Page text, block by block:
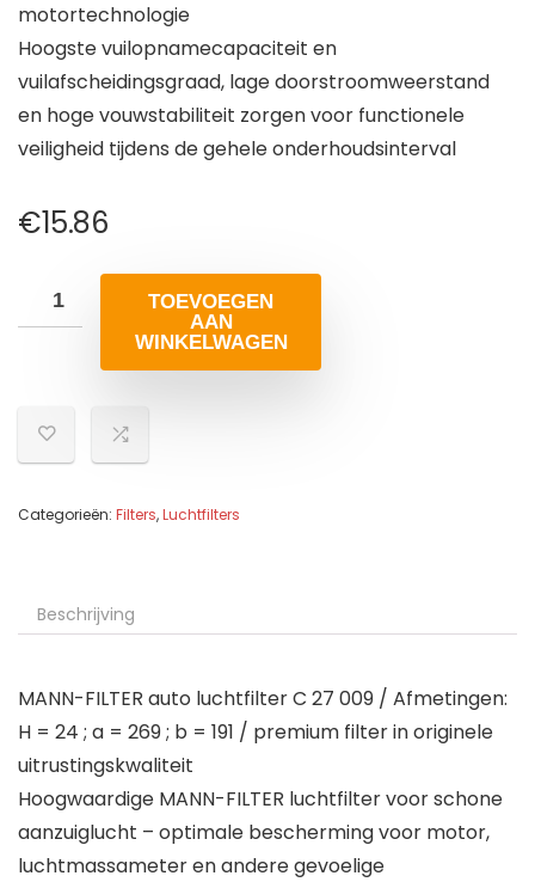
motortechnologie
Hoogste vuilopnamecapaciteit en
vuilafscheidingsgraad, lage doorstroomweerstand
en hoge vouwstabiliteit zorgen voor functionele
veiligheid tijdens de gehele onderhoudsinterval
€15.86
TOEVOEGEN
AAN
WINKELWAGEN
Categorieën: Filters,Luchtfilters
Beschrijving
MANN-FILTER auto luchtfilter C 27 009 / Afmetingen:
H = 24 ; a = 269 ; b = 191 / premium filter in originele
uitrustingskwaliteit
Hoogwaardige MANN-FILTER luchtfilter voor schone
aanzuiglucht – optimale bescherming voor motor,
luchtmassameter en andere gevoelige